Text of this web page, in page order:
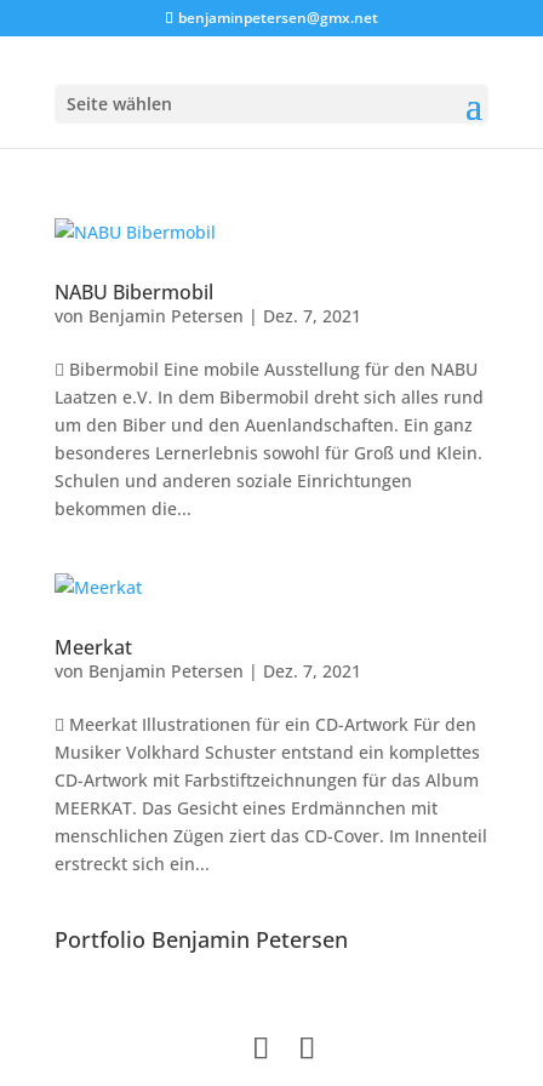
benjaminpetersen@gmx.net
Seite wählen
NABU Bibermobil
von Benjamin Petersen | Dez. 7, 2021
 Bibermobil Eine mobile Ausstellung für den NABU
Laatzen e.V. In dem Bibermobil dreht sich alles rund
um den Biber und den Auenlandschaften. Ein ganz
besonderes Lernerlebnis sowohl für Groß und Klein.
Schulen und anderen soziale Einrichtungen
bekommen die...
Meerkat
von Benjamin Petersen | Dez. 7, 2021
 Meerkat Illustrationen für ein CD-Artwork Für den
Musiker Volkhard Schuster entstand ein komplettes
CD-Artwork mit Farbstiftzeichnungen für das Album
MEERKAT. Das Gesicht eines Erdmännchen mit
menschlichen Zügen ziert das CD-Cover. Im Innenteil
erstreckt sich ein...
Portfolio Benjamin Petersen